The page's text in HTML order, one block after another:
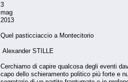
3
mag
2013
Quel pasticciaccio a Montecitorio
Alexander STILLE
Cerchiamo di capire qualcosa degli eventi
capo dello schieramento politico più forte e